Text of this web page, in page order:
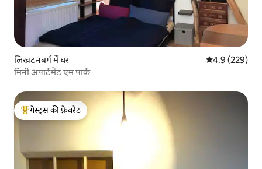
लिखटनबर्ग में घर औसत रेटिंग 5 में
4.9 (229)
मिनी अपार्टमेंट एम पार्क
गेस्ट्स का टॉप फ़ेवरेट
गेस्ट्स की फ़ेवरेट